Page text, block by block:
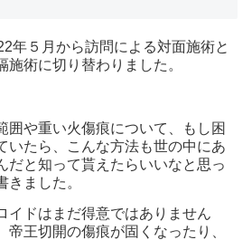
年５月から訪問による対面施術と
施術に切り替わりました。
囲や重い火傷痕について、もし困
いたら、こんな方法も世の中にあ
だと知って貰えたらいいなと思っ
きました。
イドはまだ得意ではありません
帝王切開の傷痕が固くなったり、